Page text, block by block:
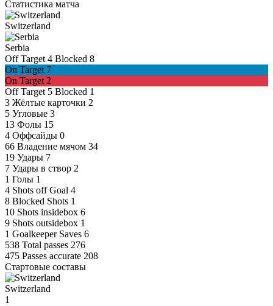
Статистика матча
Switzerland
Serbia
Off Target 4 Blocked 8
On Target 7
On Target 2
Off Target 5 Blocked 1
3 Жёлтые карточки 2
5 Угловые 3
13 Фолы 15
4 Оффсайды 0
66 Владение мячом 34
19 Удары 7
7 Удары в створ 2
1 Голы 1
4 Shots off Goal 4
8 Blocked Shots 1
10 Shots insidebox 6
9 Shots outsidebox 1
1 Goalkeeper Saves 6
538 Total passes 276
475 Passes accurate 208
Стартовые составы
Switzerland
1